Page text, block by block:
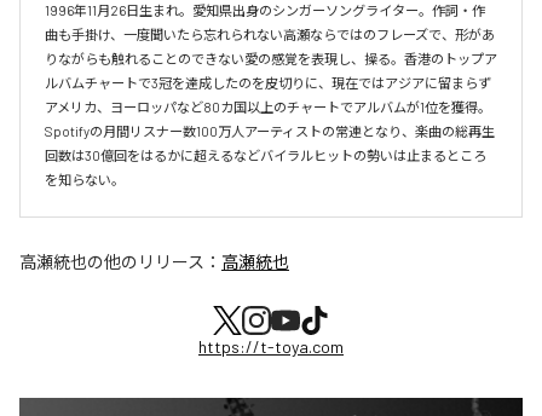
1996年11月26日生まれ。愛知県出身のシンガーソングライター。作詞・作
曲も手掛け、一度聞いたら忘れられない高瀬ならではのフレーズで、形があ
りながらも触れることのできない愛の感覚を表現し、操る。香港のトップア
ルバムチャートで3冠を達成したのを皮切りに、現在ではアジアに留まらず
アメリカ、ヨーロッパなど80カ国以上のチャートでアルバムが1位を獲得。
Spotifyの月間リスナー数100万人アーティストの常連となり、楽曲の総再生
回数は30億回をはるかに超えるなどバイラルヒットの勢いは止まるところ
を知らない。
高瀬統也の他のリリース： 高瀬統也
https://t-toya.com